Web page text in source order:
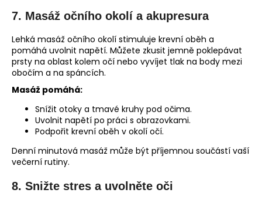
7. Masáž očního okolí a akupresura
Lehká masáž očního okolí stimuluje krevní oběh a
pomáhá uvolnit napětí. Můžete zkusit jemně poklepávat
prsty na oblast kolem očí nebo vyvíjet tlak na body mezi
obočím a na spáncích.
Masáž pomáhá:
Snížit otoky a tmavé kruhy pod očima.
Uvolnit napětí po práci s obrazovkami.
Podpořit krevní oběh v okolí očí.
Denní minutová masáž může být příjemnou součástí vaší
večerní rutiny.
8. Snižte stres a uvolněte oči